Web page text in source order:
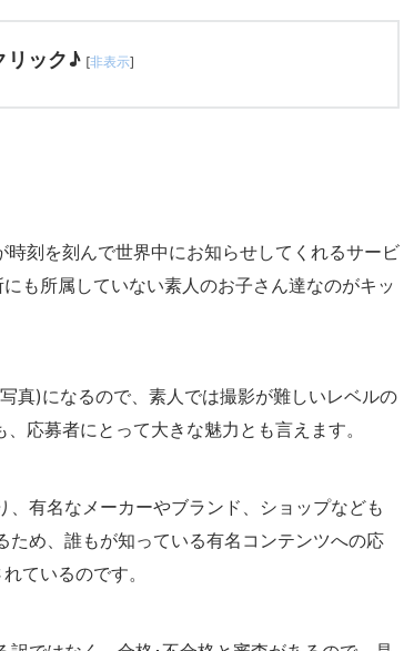
リック♪ [非表示]
刻を刻んで世界中にお知らせしてくれるサービ
も所属していない素人のお子さん達なのがキッ
真)になるので、素人では撮影が難しいレベルの
応募者にとって大きな魅力とも言えます。
有名なメーカーやブランド、ショップなども
め、誰もが知っている有名コンテンツへの応
ているのです。